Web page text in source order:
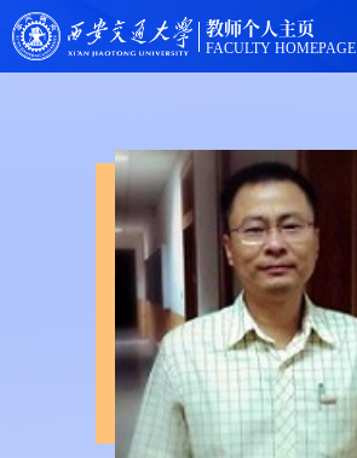
教师个人主页
FACULTY HOMEPAGE